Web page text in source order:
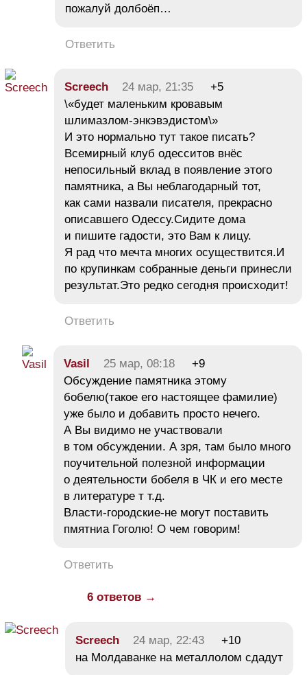
пожалуй долбоёп…
Ответить
Screech 24 мар, 21:35
+5
\«будет маленьким кровавым
шлимазлом-энкэвэдистом\»
И это нормально тут такое писать?
Всемирный клуб одесситов внёс
непосильный вклад в появление этого
памятника, а Вы неблагодарный тот,
как сами назвали писателя, прекрасно
описавшего Одессу.Сидите дома
и пишите гадости, это Вам к лицу.
Я рад что мечта многих осуществится.И
по крупинкам собранные деньги принесли
результат.Это редко сегодня происходит!
Ответить
Vasil 25 мар, 08:18
+9
Обсуждение памятника этому
бобелю(такое его настоящее фамилие)
уже было и добавить просто нечего.
А Вы видимо не участвовали
в том обсуждении. А зря, там было много
поучительной полезной информации
о деятельности бобеля в ЧК и его месте
в литературе т т.д.
Власти-городские-не могут поставить
пмятниа Гоголю! О чем говорим!
Ответить
6 ответов →
Screech 24 мар, 22:43
+10
на Молдаванке на металлолом сдадут